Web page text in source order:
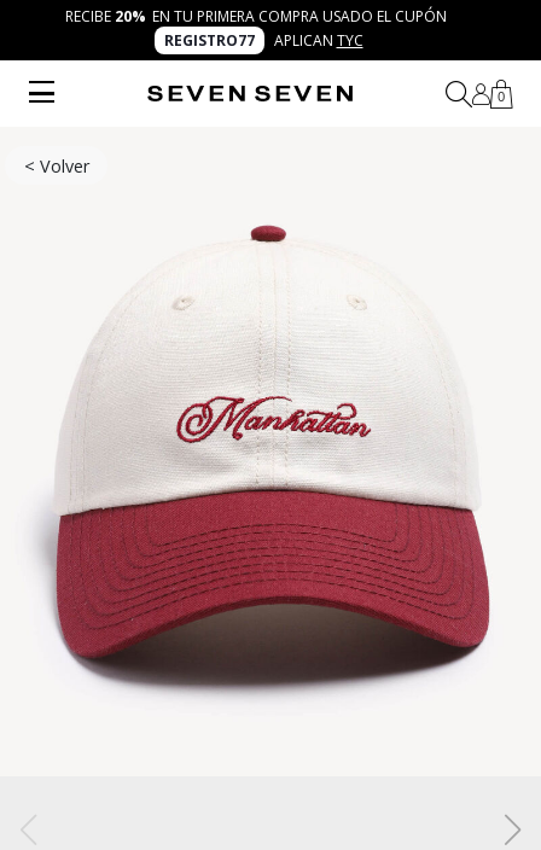
RECIBE 20% EN TU PRIMERA COMPRA USADO EL CUPÓN
REGISTRO77
APLICAN TYC
0
< Volver